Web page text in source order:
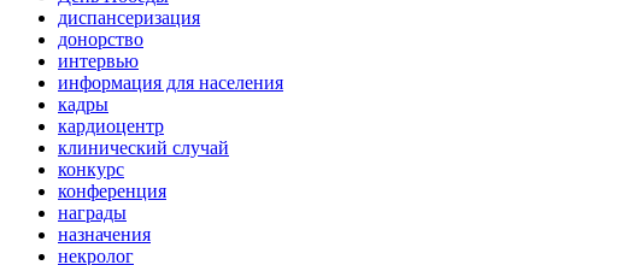
диспансеризация
донорство
интервью
информация для населения
кадры
кардиоцентр
клинический случай
конкурс
конференция
награды
назначения
некролог